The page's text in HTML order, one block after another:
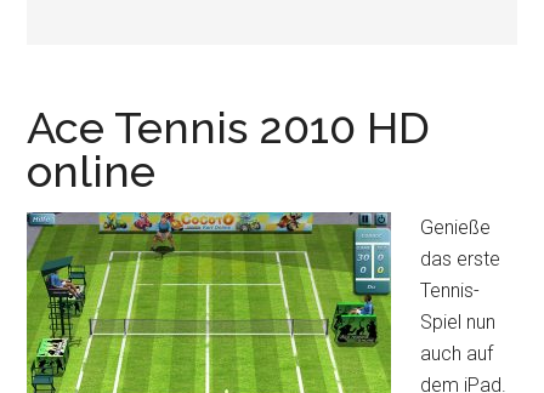
Ace Tennis 2010 HD
online
Genieße
das erste
Tennis-
Spiel nun
auch auf
dem iPad.